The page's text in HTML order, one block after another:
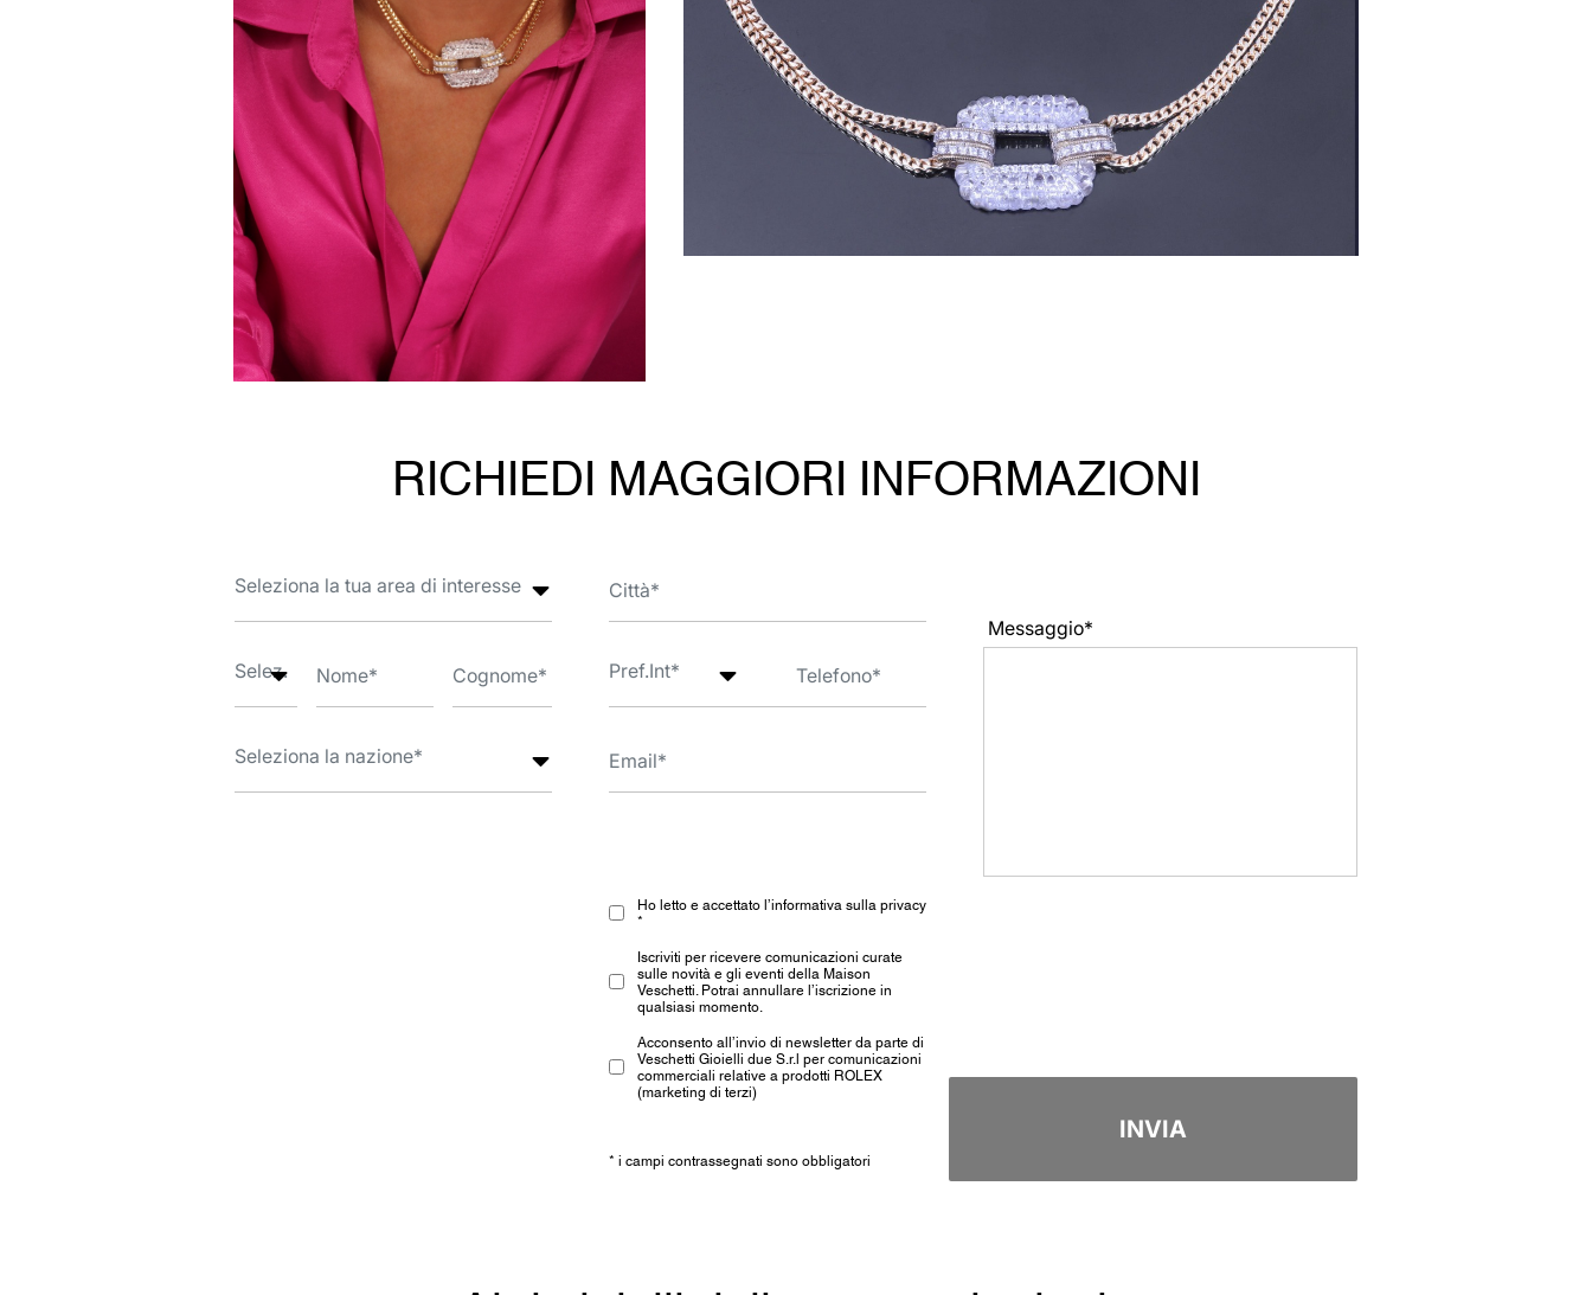
RICHIEDI MAGGIORI INFORMAZIONI
Messaggio*
Ho letto e accettato l’informativa sulla privacy
*
Iscriviti per ricevere comunicazioni curate
sulle novità e gli eventi della Maison
Veschetti. Potrai annullare l’iscrizione in
qualsiasi momento.
Acconsento all’invio di newsletter da parte di
Veschetti Gioielli due S.r.l per comunicazioni
commerciali relative a prodotti ROLEX
(marketing di terzi)
* i campi contrassegnati sono obbligatori
INVIA